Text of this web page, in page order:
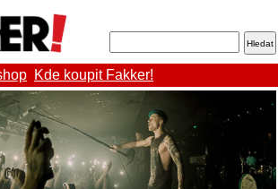
Kde koupit Fakker!